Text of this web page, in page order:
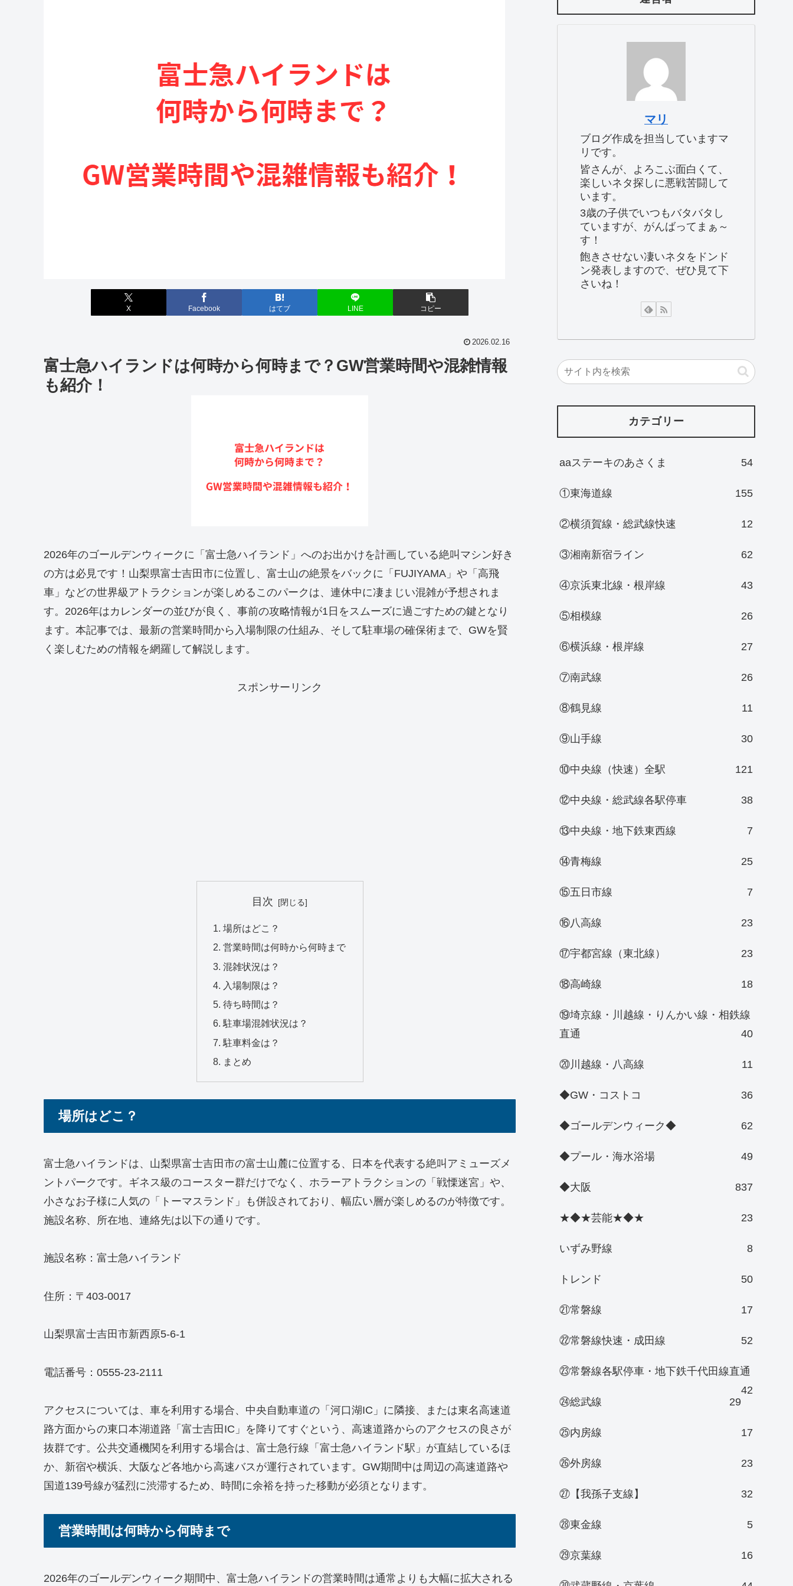
X Facebook はてブ LINE コピー
2026.02.16
富士急ハイランドは何時から何時まで？GW営業時間や混雑情報
も紹介！
2026年のゴールデンウィークに「富士急ハイランド」へのお出かけを計画している絶叫マシン好き
の方は必見です！山梨県富士吉田市に位置し、富士山の絶景をバックに「FUJIYAMA」や「高飛
車」などの世界級アトラクションが楽しめるこのパークは、連休中に凄まじい混雑が予想されま
す。2026年はカレンダーの並びが良く、事前の攻略情報が1日をスムーズに過ごすための鍵となり
ます。本記事では、最新の営業時間から入場制限の仕組み、そして駐車場の確保術まで、GWを賢
く楽しむための情報を網羅して解説します。
スポンサーリンク
目次
場所はどこ？
営業時間は何時から何時まで
混雑状況は？
入場制限は？
待ち時間は？
駐車場混雑状況は？
駐車料金は？
まとめ
場所はどこ？
富士急ハイランドは、山梨県富士吉田市の富士山麓に位置する、日本を代表する絶叫アミューズメ
ントパークです。ギネス級のコースター群だけでなく、ホラーアトラクションの「戦慄迷宮」や、
小さなお子様に人気の「トーマスランド」も併設されており、幅広い層が楽しめるのが特徴です。
施設名称、所在地、連絡先は以下の通りです。
施設名称：富士急ハイランド
住所：〒403-0017
山梨県富士吉田市新西原5-6-1
電話番号：0555-23-2111
アクセスについては、車を利用する場合、中央自動車道の「河口湖IC」に隣接、または東名高速道
路方面からの東口本湖道路「富士吉田IC」を降りてすぐという、高速道路からのアクセスの良さが
抜群です。公共交通機関を利用する場合は、富士急行線「富士急ハイランド駅」が直結しているほ
か、新宿や横浜、大阪など各地から高速バスが運行されています。GW期間中は周辺の高速道路や
国道139号線が猛烈に渋滞するため、時間に余裕を持った移動が必須となります。
営業時間は何時から何時まで
2026年のゴールデンウィーク期間中、富士急ハイランドの営業時間は通常よりも大幅に拡大される
マリ
ブログ作成を担当していますマ
リです。
皆さんが、よろこぶ面白くて、
楽しいネタ探しに悪戦苦闘して
います。
3歳の子供でいつもバタバタし
ていますが、がんばってまぁ～
す！
飽きさせない凄いネタをドンド
ン発表しますので、ぜひ見て下
さいね！
カテゴリー
aaステーキのあさくま 54
①東海道線 155
②横須賀線・総武線快速 12
③湘南新宿ライン 62
④京浜東北線・根岸線 43
⑤相模線 26
⑥横浜線・根岸線 27
⑦南武線 26
⑧鶴見線 11
⑨山手線 30
⑩中央線（快速）全駅 121
⑫中央線・総武線各駅停車 38
⑬中央線・地下鉄東西線 7
⑭青梅線 25
⑮五日市線 7
⑯八高線 23
⑰宇都宮線（東北線） 23
⑱高崎線 18
⑲埼京線・川越線・りんかい線・相鉄線
直通
40
⑳川越線・八高線 11
◆GW・コストコ 36
◆ゴールデンウィーク◆ 62
◆プール・海水浴場 49
◆大阪 837
★◆★芸能★◆★ 23
いずみ野線 8
トレンド 50
㉑常磐線 17
㉒常磐線快速・成田線 52
㉓常磐線各駅停車・地下鉄千代田線直通
42
㉔総武線
29
㉕内房線 17
㉖外房線 23
㉗【我孫子支線】 32
㉘東金線 5
㉙京葉線 16